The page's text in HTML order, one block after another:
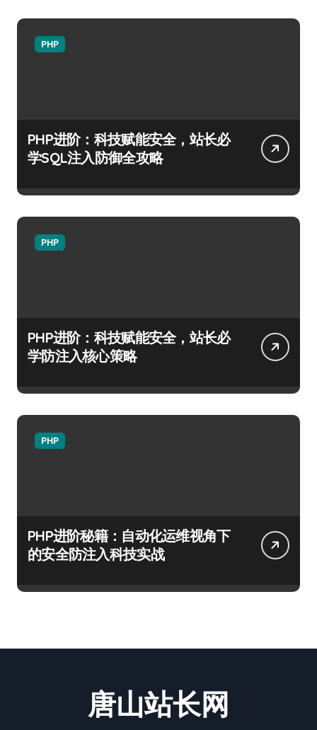
PHP
PHP进阶：科技赋能安全，站长必
学SQL注入防御全攻略
PHP
PHP进阶：科技赋能安全，站长必
学防注入核心策略
PHP
PHP进阶秘籍：自动化运维视角下
的安全防注入科技实战
唐山站长网